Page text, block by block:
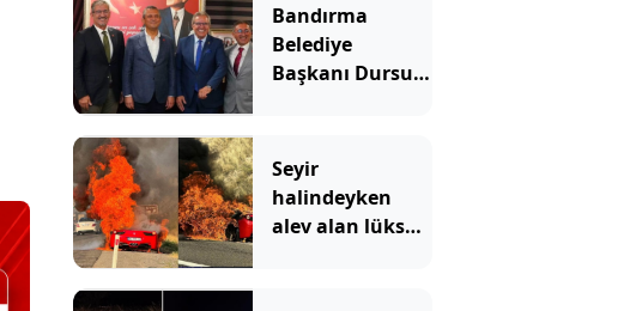
Bandırma
Belediye
Başkanı Dursun
Seyir
halindeyken
alev alan lüks